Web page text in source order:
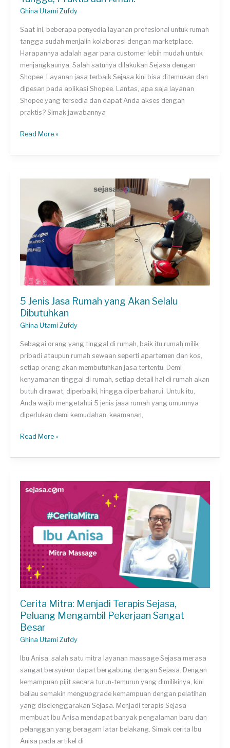
Ghina Utami Zufdy
Saat ini, beberapa penyedia layanan profesional untuk rumah
tangga sudah menjalin kolaborasi dengan marketplace.
Harapannya adalah agar para customer lebih mudah untuk
menjangkaunya. Salah satunya dilakukan Sejasa dengan
Shopee. Layanan jasa terbaik Sejasa kini bisa ditemukan dan
dipesan pada aplikasi Shopee. Lantas, apa saja layanan
Shopee yang tersedia dan dapat Anda akses dengan
praktis? Simak jawabannya
Layanan
di
untuk
Tangga,
Praktis
Aman!
Read More »
5 Jenis Jasa Rumah yang Akan Selalu
Dibutuhkan
Ghina Utami Zufdy
Sebagai orang yang tinggal di rumah, baik itu rumah milik
pribadi ataupun rumah sewaan seperti apartemen dan kos,
setiap orang akan membutuhkan jasa tertentu. Demi
kenyamanan tinggal di rumah, setiap detail hal di rumah akan
butuh dirawat, diperbaiki, hingga diperbaharui. Untuk itu,
Anda wajib mengetahui 5 jenis jasa rumah yang umumnya
diperlukan demi kemudahan, keamanan,
5
Jasa
yang
Akan
Dibutuhkan
Read More »
Cerita Mitra: Menjadi Terapis Sejasa,
Peluang Mengambil Pekerjaan Sangat
Besar
Ghina Utami Zufdy
Ibu Anisa, salah satu mitra layanan massage Sejasa merasa
sangat bersyukur dapat bergabung dengan Sejasa. Dengan
kemampuan pijit secara turun-temurun yang dimilikinya, kini
beliau semakin mengupgrade kemampuan dengan pelatihan
yang diselenggarakan Sejasa. Menjadi terapis Sejasa
membuat Ibu Anisa mendapat banyak pengalaman baru dan
pelanggan yang beragam latar belakang. Simak cerita Ibu
Anisa pada artikel di